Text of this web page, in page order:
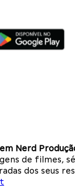
Nerd
de filmes,
dos seus